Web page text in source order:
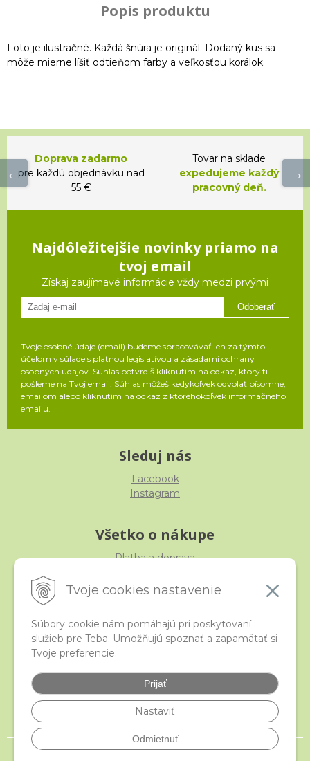
Tvoje cookies nastavenie
Súbory cookie nám pomáhajú pri poskytovaní
služieb pre Teba. Umožňujú spoznať a zapamätať si
Tvoje preferencie.
Prijať
Nastaviť
Odmietnuť
Popis produktu
Foto je ilustračné. Každá šnúra je originál. Dodaný kus sa
môže mierne líšiť odtieňom farby a veľkosťou korálok.
Doprava zadarmo
pre každú objednávku nad
55 €
Tovar na sklade
expedujeme každý
pracovný deň.
Najdôležitejšie novinky priamo na
tvoj email
Získaj zaujímavé informácie vždy medzi prvými
Odoberať
Tvoje osobné údaje (email) budeme spracovávať len za týmto
účelom v súlade s platnou legislatívou a zásadami ochrany
osobných údajov. Súhlas potvrdíš kliknutím na odkaz, ktorý ti
pošleme na Tvoj email. Súhlas môžeš kedykoľvek odvolať písomne,
emailom alebo kliknutím na odkaz z ktoréhokoľvek informačného
emailu.
Sleduj nás
Facebook
Instagram
Všetko o nákupe
Platba a doprava
Obchodné podmienky
iStraka
Veľkoobchod
Najčastejšie otázky
Certifikáty
© 2026 istraka.sk - najligotavejšie korálky a polodrahokamy široko ďaleko •